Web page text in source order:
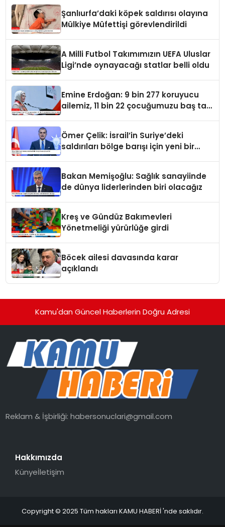
Şanlıurfa’daki köpek saldırısı olayına
Mülkiye Müfettişi görevlendirildi
A Milli Futbol Takımımızın UEFA Uluslar
Ligi’nde oynayacağı statlar belli oldu
Emine Erdoğan: 9 bin 277 koruyucu
ailemiz, 11 bin 22 çocuğumuzu baş tacı
Ömer Çelik: İsrail’in Suriye’deki
saldırıları bölge barışı için yeni bir
Bakan Memişoğlu: Sağlık sanayiinde
de dünya liderlerinden biri olacağız
Kreş ve Gündüz Bakımevleri
Yönetmeliği yürürlüğe girdi
Böcek ailesi davasında karar
açıklandı
Kamu'dan Güncel Haberlerin Doğru Adresi
Reklam & İşbirliği:habersonuclari@gmail.com
Hakkımızda
Künyeİletişim
Copyright © 2025 Tüm hakları KAMU HABERİ 'nde saklıdır.